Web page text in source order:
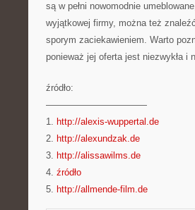
są w pełni nowomodnie
wyjątkowej firmy, można też
sporym zaciekawieniem. Warto
ponieważ jej oferta jest niezwykła i
źródło:
———————————
1. http://alexis-wuppertal.de
2. http://alexundzak.de
3. http://alissawilms.de
4. źródło
5. http://allmende-film.de